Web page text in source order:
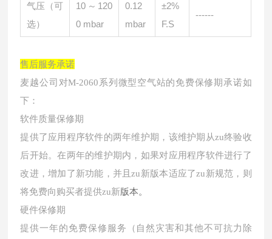
气压（可
选）
10～120
0 mbar
0.12
mbar
±2%
F.S
------
售后服务承诺
麦越公司对M-2060系列微型空气站的免费保修期承诺如
下：
软件质量保修期
提供了应用程序软件的两年维护期，该维护期从zu终验收
后开始。在两年的维护期内，如果对应用程序软件进行了
改进，增加了新功能，并且zu新版本适应了zu新规范，则
将免费向购买者提供zu新版本。
硬件保修期
提供一年的免费保修服务（自然灾害和其他不可抗力除